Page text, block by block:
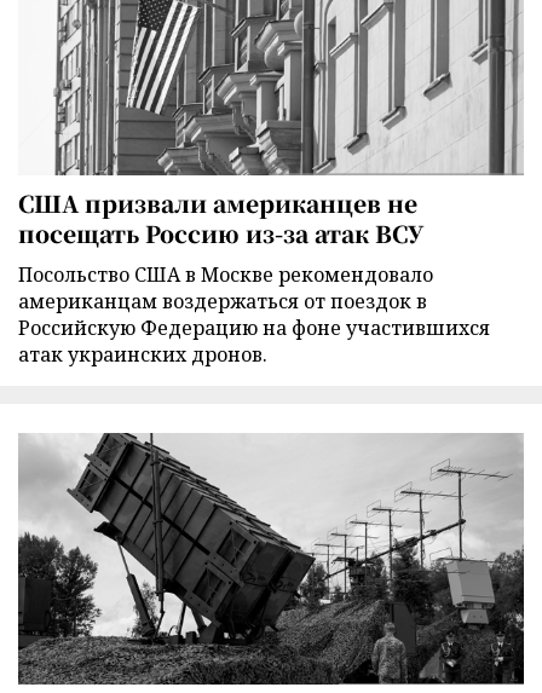
США призвали американцев не
посещать Россию из-за атак ВСУ
Посольство США в Москве рекомендовало
американцам воздержаться от поездок в
Российскую Федерацию на фоне участившихся
атак украинских дронов.